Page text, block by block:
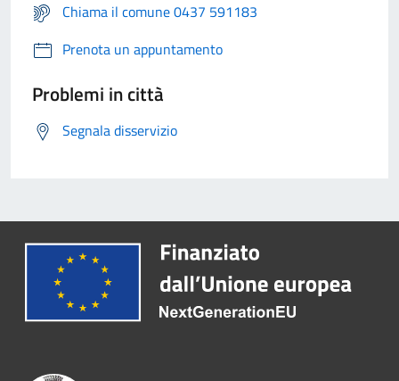
Chiama il comune 0437 591183
Prenota un appuntamento
Problemi in città
Segnala disservizio